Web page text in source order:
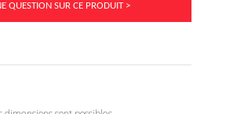
QUESTION SUR CE PRODUIT >